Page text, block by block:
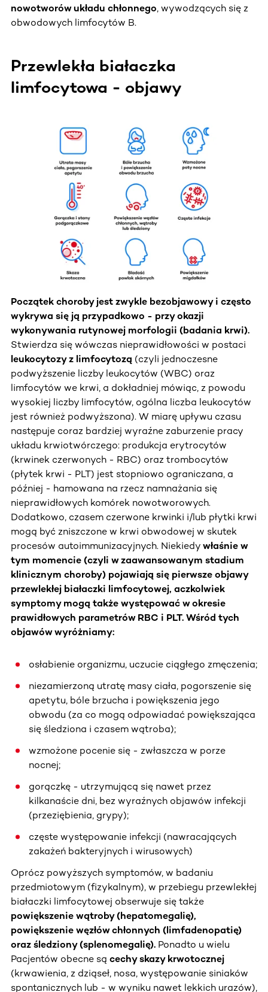
nowotworów układu chłonnego, wywodzących się z
obwodowych limfocytów B.
Przewlekła białaczka
limfocytowa - objawy
Początek choroby jest zwykle bezobjawowy i często
wykrywa się ją przypadkowo - przy okazji
wykonywania rutynowej morfologii (badania krwi).
Stwierdza się wówczas nieprawidłowości w postaci
leukocytozy z limfocytozą (czyli jednoczesne
podwyższenie liczby leukocytów (WBC) oraz
limfocytów we krwi, a dokładniej mówiąc, z powodu
wysokiej liczby limfocytów, ogólna liczba leukocytów
jest również podwyższona). W miarę upływu czasu
następuje coraz bardziej wyraźne zaburzenie pracy
układu krwiotwórczego: produkcja erytrocytów
(krwinek czerwonych - RBC) oraz trombocytów
(płytek krwi - PLT) jest stopniowo ograniczana, a
później - hamowana na rzecz namnażania się
nieprawidłowych komórek nowotworowych.
Dodatkowo, czasem czerwone krwinki i/lub płytki krwi
mogą być zniszczone w krwi obwodowej w skutek
procesów autoimmunizacyjnych. Niekiedy właśnie w
tym momencie (czyli w zaawansowanym stadium
klinicznym choroby) pojawiają się pierwsze objawy
przewlekłej białaczki limfocytowej, aczkolwiek
symptomy mogą także występować w okresie
prawidłowych parametrów RBC i PLT. Wśród tych
objawów wyróżniamy:
osłabienie organizmu, uczucie ciągłego zmęczenia;
niezamierzoną utratę masy ciała, pogorszenie się
apetytu, bóle brzucha i powiększenia jego
obwodu (za co mogą odpowiadać powiększająca
się śledziona i czasem wątroba);
wzmożone pocenie się - zwłaszcza w porze
nocnej;
gorączkę - utrzymującą się nawet przez
kilkanaście dni, bez wyraźnych objawów infekcji
(przeziębienia, grypy);
częste występowanie infekcji (nawracających
zakażeń bakteryjnych i wirusowych)
Oprócz powyższych symptomów, w badaniu
przedmiotowym (fizykalnym), w przebiegu przewlekłej
białaczki limfocytowej obserwuje się także
powiększenie wątroby (hepatomegalię),
powiększenie węzłów chłonnych (limfadenopatię)
oraz śledziony (splenomegalię). Ponadto u wielu
Pacjentów obecne są cechy skazy krwotocznej
(krwawienia, z dziąseł, nosa, występowanie siniaków
spontanicznych lub - w wyniku nawet lekkich urazów),